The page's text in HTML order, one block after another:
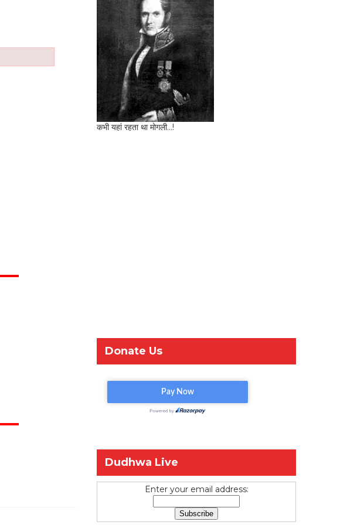
कभी यहां रहता था मोगली...!
Donate Us
Dudhwa Live
Enter your email address: